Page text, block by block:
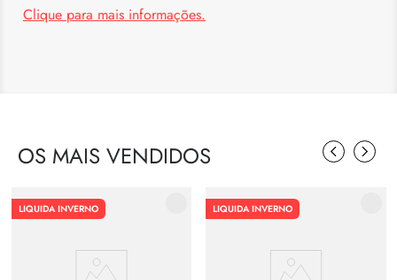
Clique para mais informações.
OS MAIS VENDIDOS
LIQUIDA INVERNO LIQUIDA INVERNO